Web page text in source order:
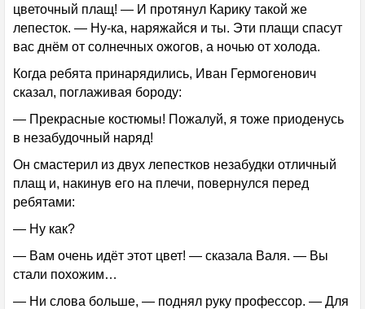
цветочный плащ! — И протянул Карику такой же
лепесток. — Ну-ка, наряжайся и ты. Эти плащи спасут
вас днём от солнечных ожогов, а ночью от холода.
Когда ребята принарядились, Иван Гермогенович
сказал, поглаживая бороду:
— Прекрасные костюмы! Пожалуй, я тоже приоденусь
в незабудочный наряд!
Он смастерил из двух лепестков незабудки отличный
плащ и, накинув его на плечи, повернулся перед
ребятами:
— Ну как?
— Вам очень идёт этот цвет! — сказала Валя. — Вы
стали похожим…
— Ни слова больше, — поднял руку профессор. — Для